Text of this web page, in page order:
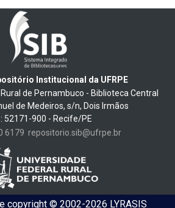
Institucional da UFRPE
de Pernambuco - Biblioteca Central
de Medeiros, s/n, Dois Irmãos
52171-900 - Recife/PE
6179 repositorio.sib@ufrpe.br
copyright © 2002-2026 LYRASIS